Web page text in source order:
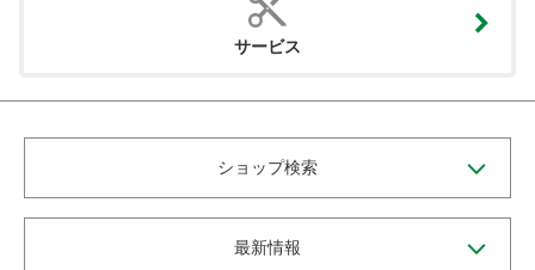
サービス
ショップ検索
最新情報